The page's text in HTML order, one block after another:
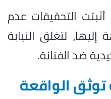
التحقيقات عدم
لتغلق النيابة
ضد الفنانة.
توثق الواقعة